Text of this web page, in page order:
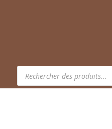
Recherche
produits